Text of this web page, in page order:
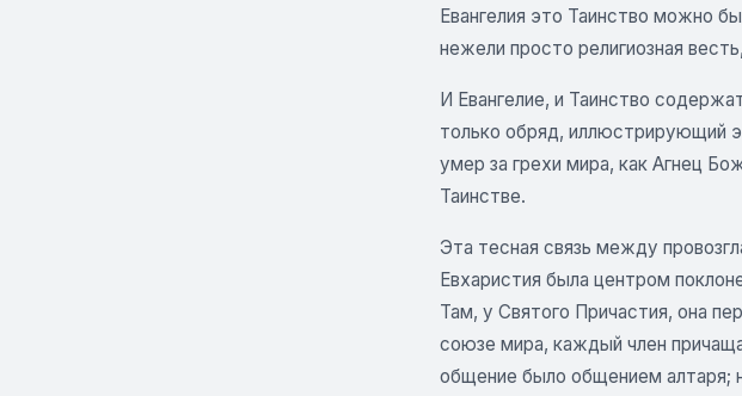
Евангелия это Таинство можно
нежели просто религиозная
И Евангелие, и Таинство
только обряд, иллюстрирующий
умер за грехи мира, как Агнец
Таинстве.
Эта тесная связь между
Евхаристия была центром
Там, у Святого Причастия, она
союзе мира, каждый член
общение было общением алтаря;